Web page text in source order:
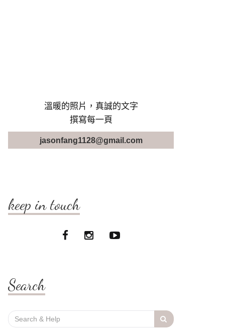
溫暖的照片，真誠的文字
撰寫每一頁
jasonfang1128@gmail.com
keep in touch
Search
Search
for: